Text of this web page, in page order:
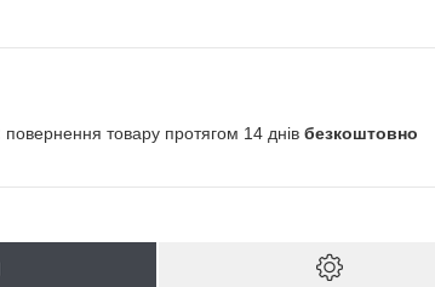
повернення товару протягом 14 днів безкоштовно